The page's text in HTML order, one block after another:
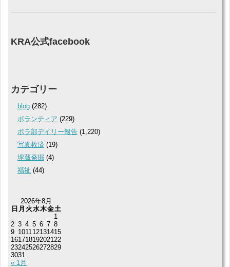
KRA公式facebook
カテゴリー
blog (282)
ボランティア (229)
ボラ部デイリー報告 (1,220)
写真救済 (19)
埋蔵発掘 (4)
福祉 (44)
2026年8月
日 月 火水木金土
« 1月
1
2 3 4 5 6 7 8
9 1011 12131415
161718192021 22
23242526272829
3031